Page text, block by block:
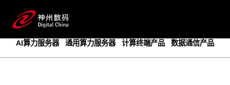
AI算力服务器
通用算力服务器 计算终端产品 数据通信产品